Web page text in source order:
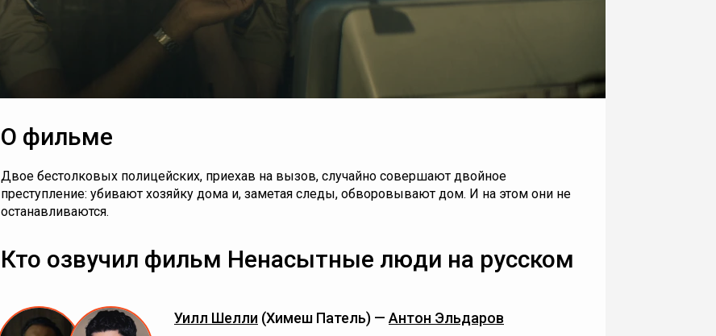
О фильме
Двое бестолковых полицейских, приехав на вызов, случайно совершают двойное
преступление: убивают хозяйку дома и, заметая следы, обворовывают дом. И на этом они не
останавливаются.
Кто озвучил фильм Ненасытные люди на русском
Уилл Шелли (Химеш Патель) — Антон Эльдаров